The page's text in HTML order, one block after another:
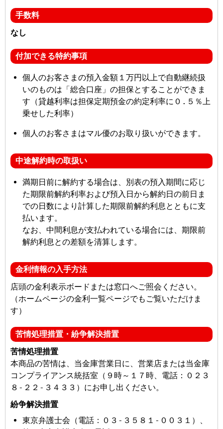
手数料
なし
付加できる特約事項
個人のお客さまの預入金額１万円以上で自動継続扱
いのものは「総合口座」の担保とすることができま
す（貸越利率は担保定期預金の約定利率に０.５％上
乗せした利率）
個人のお客さまはマル優のお取り扱いができます。
中途解約時の取扱い
満期日前に解約する場合は、別表の預入期間に応じ
た期限前解約利率および預入日から解約日の前日ま
での日数により計算した期限前解約利息とともに支
払います。
なお、中間利息が支払われている場合には、期限前
解約利息との差額を清算します。
金利情報の入手方法
店頭の金利表示ボードまたは窓口へご照会ください。
（ホームページの金利一覧ページでもご覧いただけま
す）
苦情処理措置・紛争解決措置
苦情処理措置
本商品の苦情は、当金庫営業日に、営業店または当金庫
コンプライアンス統括室（９時～１７時、電話：０２３
８-２２-３４３３）にお申し出ください。
紛争解決措置
東京弁護士会（電話：０３-３５８１-００３１）、